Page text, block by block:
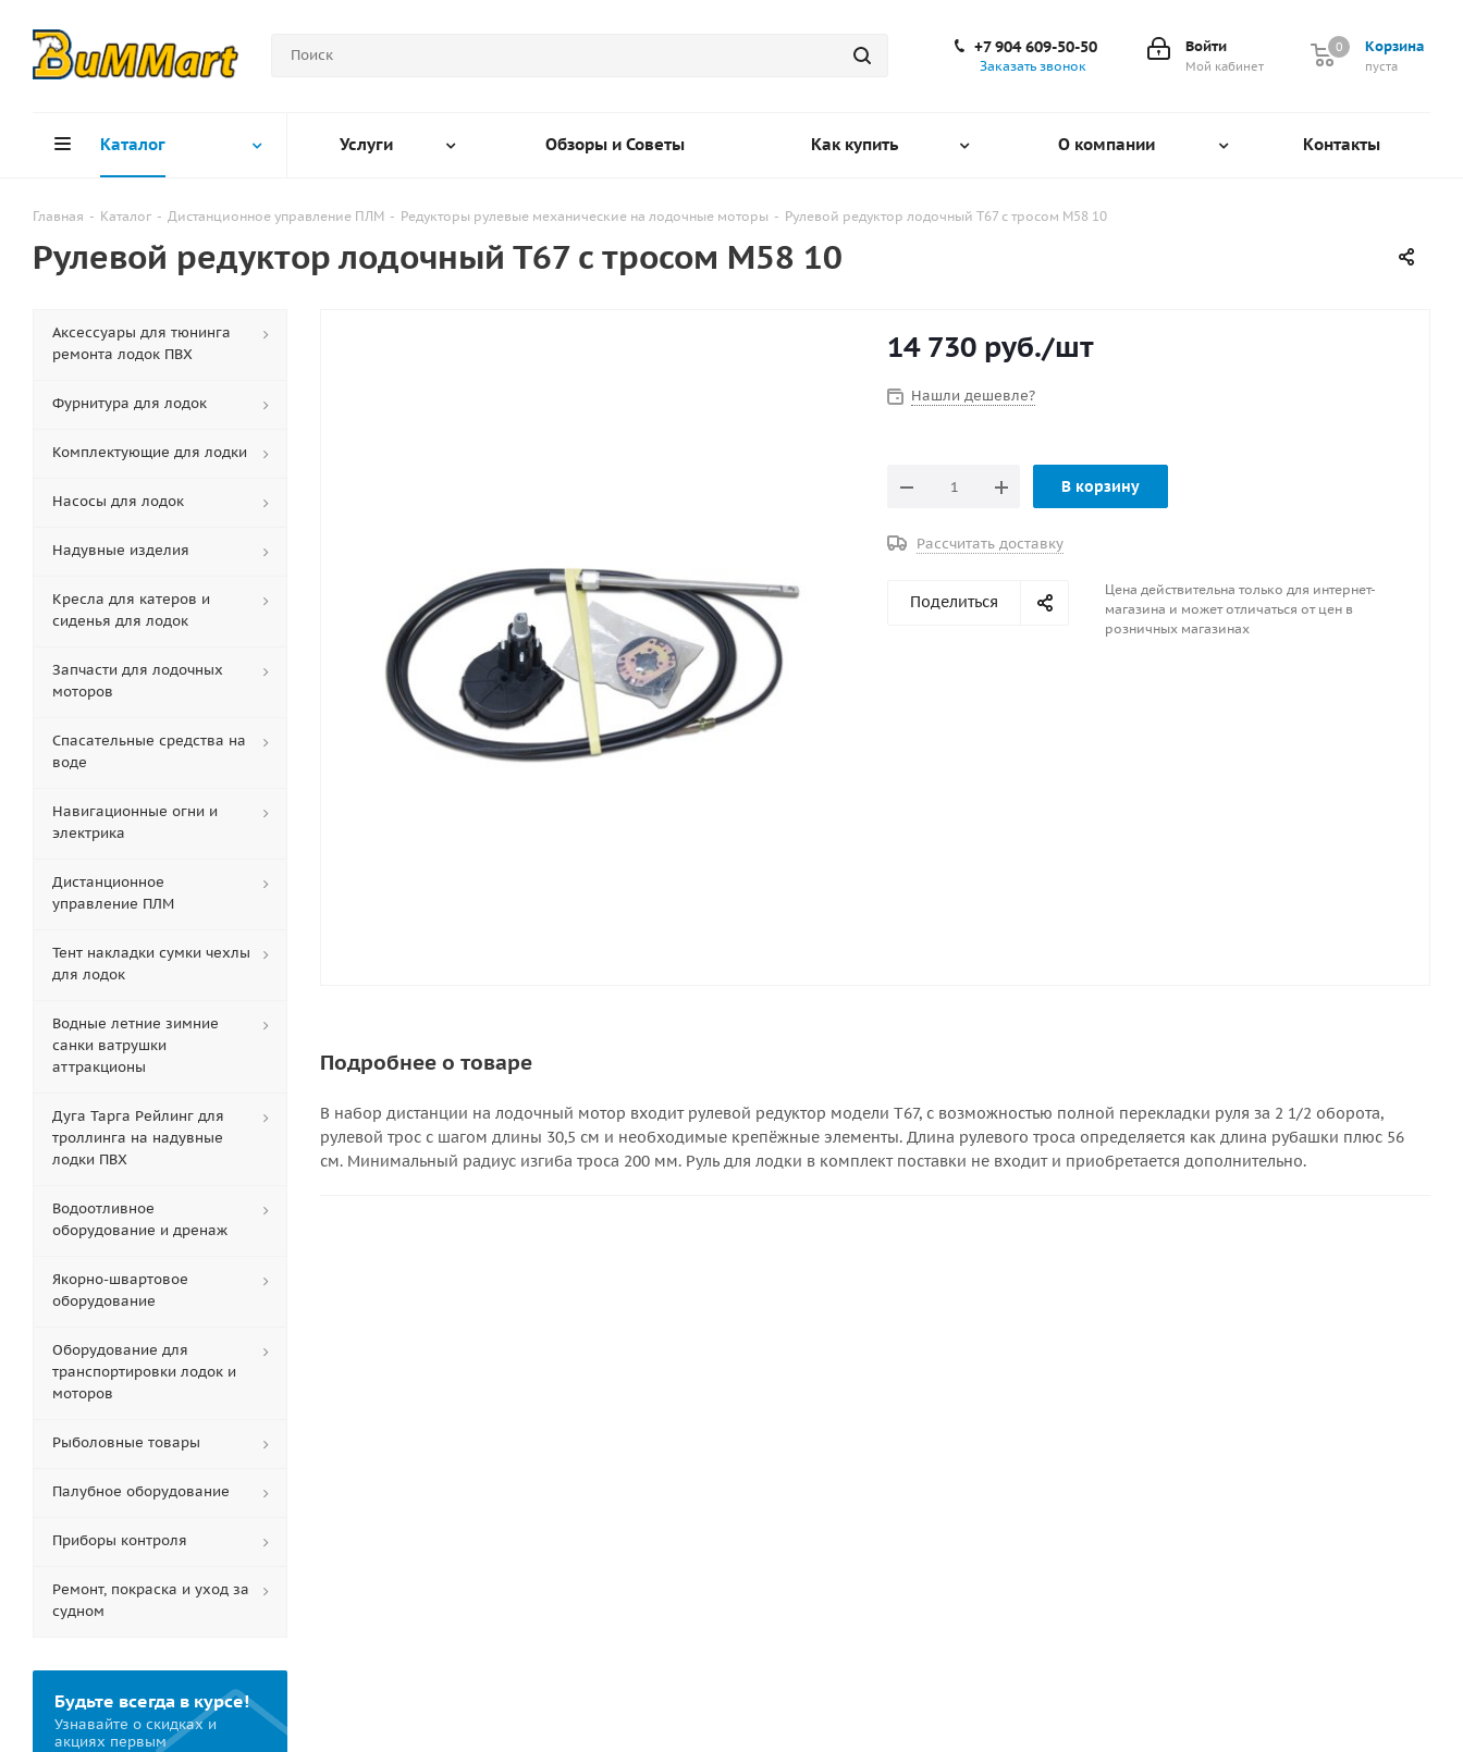
Корзина
0
пуста
0
Войти
Мой кабинет
+7 904 609-50-50
Заказать звонок
Каталог Услуги Обзоры и Советы Как купить О компании Контакты
Главная - Каталог - Дистанционное управление ПЛМ - Редукторы рулевые механические на лодочные моторы - Рулевой редуктор лодочный Т67 с тросом М58 10
Рулевой редуктор лодочный Т67 с тросом М58 10
14 730 руб./шт
Нашли дешевле?
В корзину
Рассчитать доставку
Поделиться
Цена действительна только для интернет-
магазина и может отличаться от цен в
розничных магазинах
Подробнее о товаре
В набор дистанции на лодочный мотор входит рулевой редуктор модели Т67, с возможностью полной перекладки руля за 2 1/2 оборота,
рулевой трос c шагом длины 30,5 см и необходимые крепёжные элементы. Длина рулевого троса определяется как длина рубашки плюс 56
см. Минимальный радиус изгиба троса 200 мм. Руль для лодки в комплект поставки не входит и приобретается дополнительно.
Аксессуары для тюнинга
ремонта лодок ПВХ
Фурнитура для лодок
Комплектующие для лодки
Насосы для лодок
Надувные изделия
Кресла для катеров и
сиденья для лодок
Запчасти для лодочных
моторов
Спасательные средства на
воде
Навигационные огни и
электрика
Дистанционное
управление ПЛМ
Тент накладки сумки чехлы
для лодок
Водные летние зимние
санки ватрушки
аттракционы
Дуга Тарга Рейлинг для
троллинга на надувные
лодки ПВХ
Водоотливное
оборудование и дренаж
Якорно-швартовое
оборудование
Оборудование для
транспортировки лодок и
моторов
Рыболовные товары
Палубное оборудование
Приборы контроля
Ремонт, покраска и уход за
судном
Будьте всегда в курсе!
Узнавайте о скидках и
акциях первым